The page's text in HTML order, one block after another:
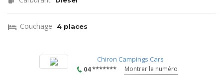
Couchage 4 places
Chiron Campings Cars
04 *******
Montrer le numéro